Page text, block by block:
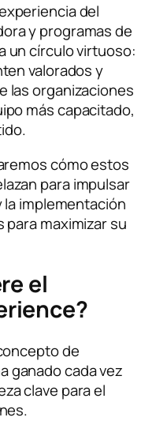
del
y programas de
un círculo virtuoso:
valorados y
las organizaciones
más capacitado,
cómo estos
para impulsar
implementación
maximizar su
el
de
ganado cada vez
clave para el